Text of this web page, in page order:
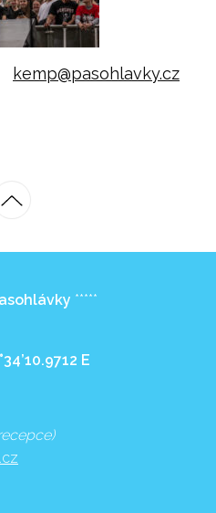
kemp@pasohlavky.cz
*****
E